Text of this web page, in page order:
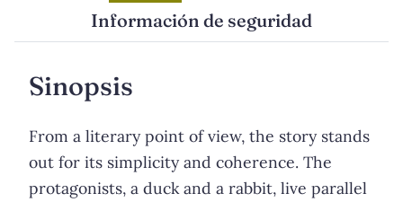
Información de seguridad
Sinopsis
From a literary point of view, the story stands
out for its simplicity and coherence. The
protagonists, a duck and a rabbit, live parallel